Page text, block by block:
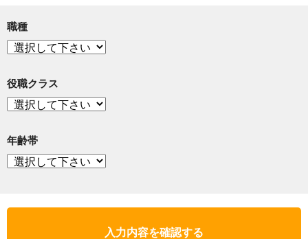
職種
役職クラス
年齢帯
入力内容を確認する